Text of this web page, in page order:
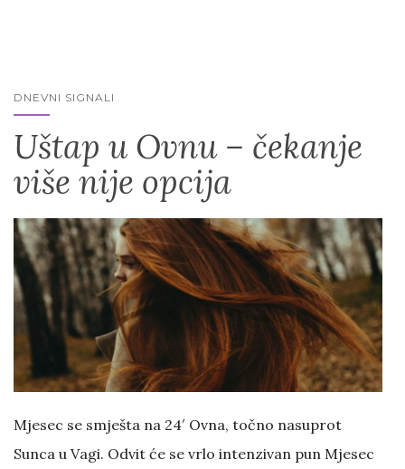
DNEVNI SIGNALI
Uštap u Ovnu – čekanje
više nije opcija
Mjesec se smješta na 24′ Ovna, točno nasuprot
Sunca u Vagi. Odvit će se vrlo intenzivan pun Mjesec